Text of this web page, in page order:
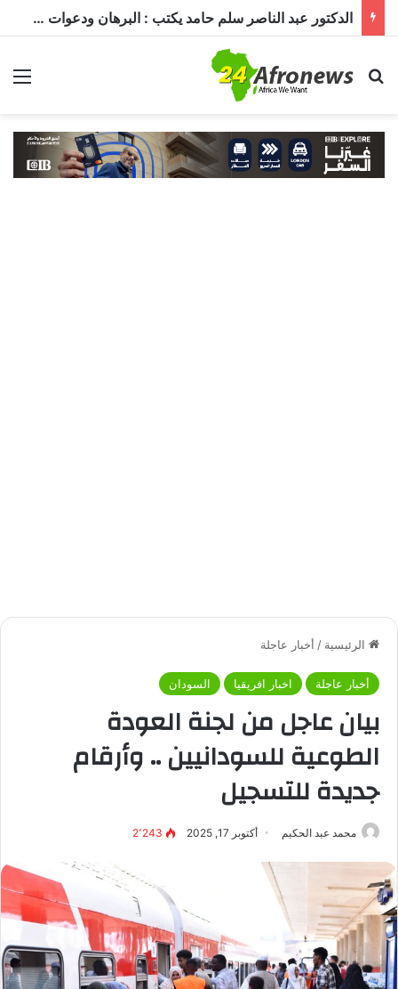
الدكتور عبد الناصر سلم حامد يكتب : البرهان ودعوات الترشيح.. قراءة في تحديات الحكم ومستقبل الدولة
بحث عن
الرئيسية / أخبار عاجلة
أخبار عاجلة اخبار افريقيا السودان
بيان عاجل من لجنة العودة
الطوعية للسودانيين .. وأرقام
جديدة للتسجيل
محمد عبد الحكيم أكتوبر 17, 2025 2٬243